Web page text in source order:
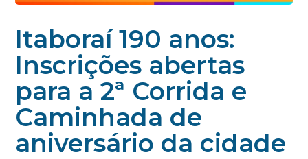
Itaboraí 190 anos:
Inscrições abertas
para a 2ª Corrida e
Caminhada de
aniversário da cidade